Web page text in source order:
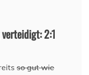
2:1
so gut wie